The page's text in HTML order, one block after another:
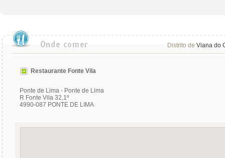
Distrito de Viana do
Restaurante Fonte Vila
Ponte de Lima - Ponte de Lima
R Fonte Vila 32,1º
4990-087 PONTE DE LIMA